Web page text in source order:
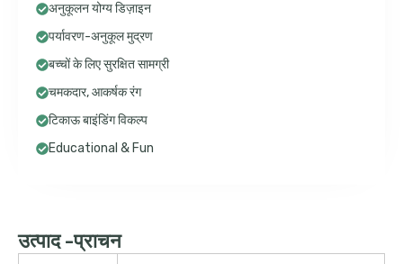
अनुकूलन योग्य डिज़ाइन
पर्यावरण-अनुकूल मुद्रण
बच्चों के लिए सुरक्षित सामग्री
चमकदार, आकर्षक रंग
टिकाऊ बाइंडिंग विकल्प
Educational & Fun
उत्पाद -प्राचन